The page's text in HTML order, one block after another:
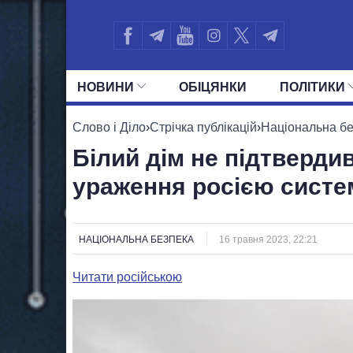
НОВИНИ ОБIЦЯНКИ ПОЛIТИКИ
УСІ ПОЛІТИКИ ПРЕЗИДЕНТ І
Слово і Діло›Стрічка публікацій›Національна
Білий дім не
ураження росією
НАЦІОНАЛЬНА БЕЗПЕКА 16 травня 2023, 22:21
Читати російською